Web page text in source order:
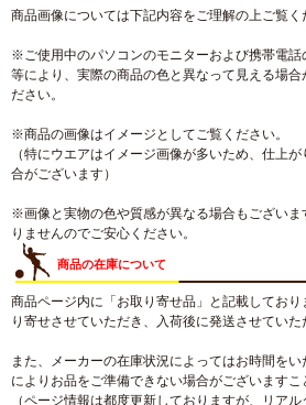
商品画像については下記内容をご理解の上ご覧く
※ご使用中のパソコンのモニターおよび携帯電話
等により、実際の商品の色と異なって見える場合
ださい。
※商品の画像はイメージとしてご覧ください。
（特にウエアはイメージ画像が多いため、仕上
合がございます）
※画像と実物の色や質感が異なる場合もございま
りませんのでご安心ください。
商品の在庫について
商品ページ内に「お取り寄せ品」と記載してお
り寄せさせていただき、入荷後に発送させていた
また、メーカーの在庫状況によってはお時間を
によりお品をご準備できない場合がございますこ
（ページ情報は都度更新しておりますが、リア